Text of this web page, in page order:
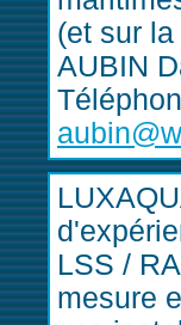
(et sur
AUBIN
LSS /
mesure